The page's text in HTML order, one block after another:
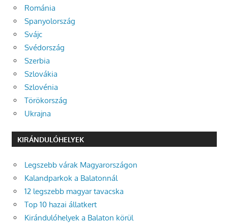
Románia
Spanyolország
Svájc
Svédország
Szerbia
Szlovákia
Szlovénia
Törökország
Ukrajna
KIRÁNDULÓHELYEK
Legszebb várak Magyarországon
Kalandparkok a Balatonnál
12 legszebb magyar tavacska
Top 10 hazai állatkert
Kirándulóhelyek a Balaton körül